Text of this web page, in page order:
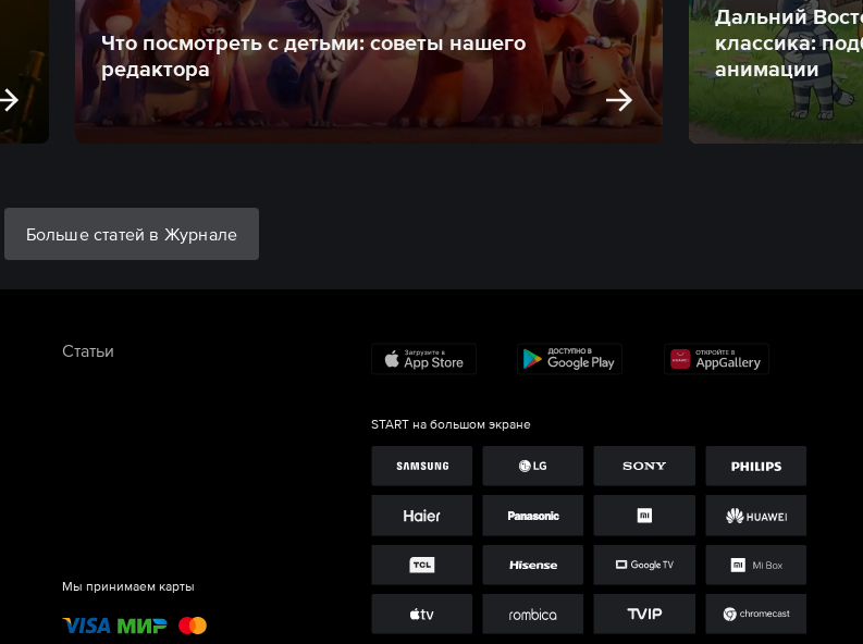
Что посмотреть с детьми: советы нашего
редактора
Дальний
классика:
анимации
Больше статей в Журнале
Статьи
Мы принимаем карты
START на большом экране